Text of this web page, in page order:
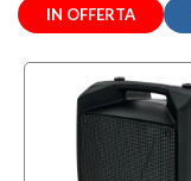
(13)
| Altavilla
Vicentina
(120)
Mezzanota
| Bassano
IN OFFERTA